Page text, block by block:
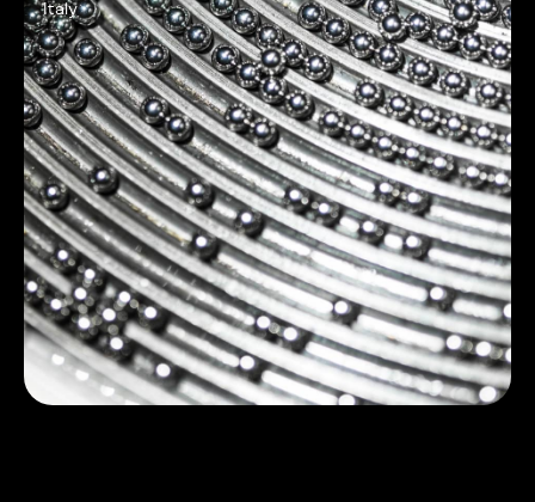
Italy